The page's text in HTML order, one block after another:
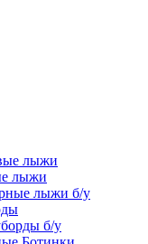
лыжи
лыжи
лыжи б/у
б/у